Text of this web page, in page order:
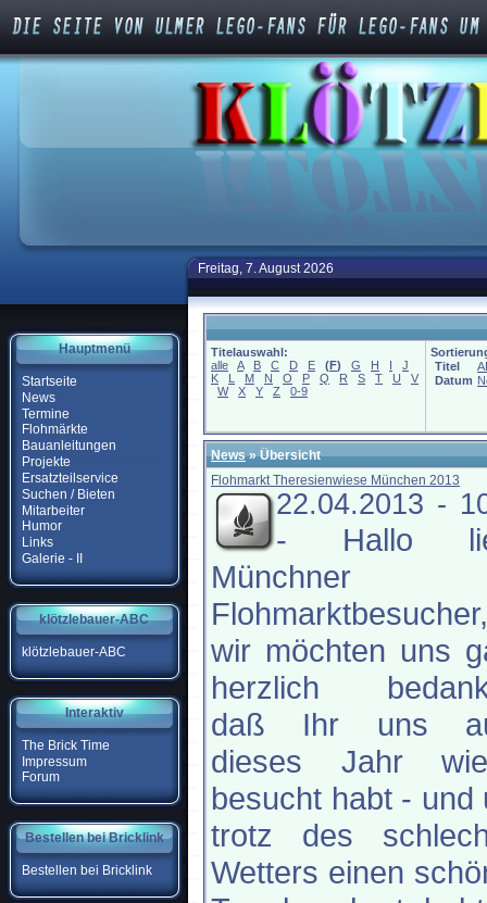
Hauptmenü
Startseite
News
Termine
Flohmärkte
Bauanleitungen
Projekte
Ersatzteilservice
Suchen / Bieten
Mitarbeiter
Humor
Links
Galerie - II
klötzlebauer-ABC
klötzlebauer-ABC
Interaktiv
The Brick Time
Impressum
Forum
Bestellen bei Bricklink
Bestellen bei Bricklink
Freitag, 7. August 2026
Titelauswahl:
alle
A B C D E (F) G H I
J
K
L M N O P Q R S T U
V
W
X Y Z 0-9
Titel
Datum
News» Übersicht
Flohmarkt Theresienwiese München 2013
22.04.2013 -
- Hallo
Münchner
Flohmarktbesucher,
wir möchten uns
herzlich
daß Ihr uns
dieses Jahr
besucht habt - und
trotz des
Wetters einen